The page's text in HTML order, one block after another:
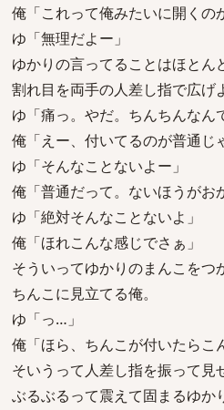
俺「これって俺みたいに開くの
ゆ「無理だよー」
ゆかりの言ってることはほとん
割れ目を両手の人差し指で広げ
ゆ「痛っ。やだ。ちんちんなん
俺「えー、付いてるのが普通じ
ゆ「そんなことないよー」
俺「普通だって。ないほうがお
ゆ「絶対そんなことないよ」
俺「ほれこんな感じでさぁ」
そういってゆかりのまんこをつ
ちんこに見立てる俺。
ゆ「っ…」
俺「ほら、ちんこが付いたらこ
そいうって人差し指を振って見
ぶるぶるって震えて固まるゆか